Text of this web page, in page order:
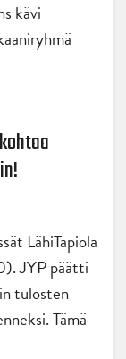
kävi
LähiTapiola
JYP päätti
tulosten
Tämä